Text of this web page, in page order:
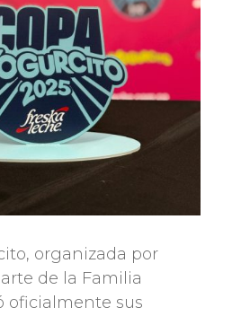
organizada por
de la Familia
oficialmente sus